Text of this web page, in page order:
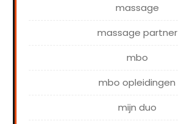
massage
massage partner
mbo
mbo opleidingen
mijn duo